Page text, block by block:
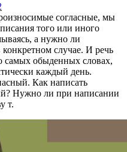
согласные, мы
того или иного
а нужно ли
случае. И речь
самых обыденных словах,
каждый день.
Как написать
Нужно ли при написании
т.